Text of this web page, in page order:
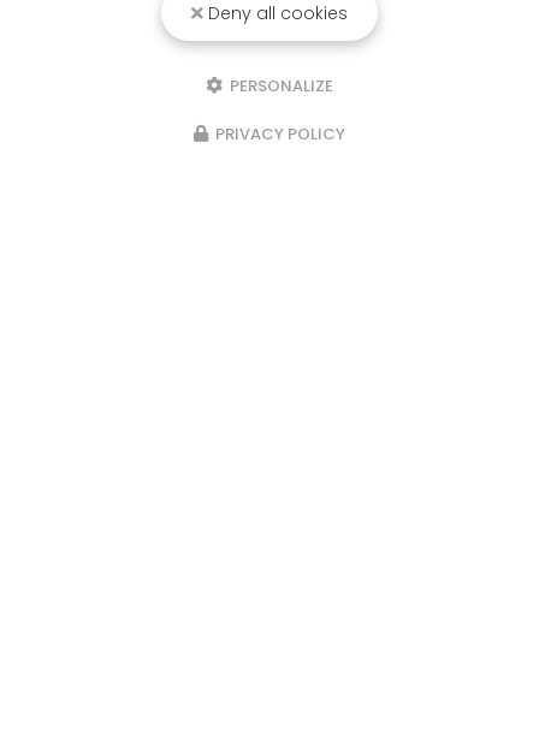
Deny all cookies
PERSONALIZE
PRIVACY POLICY